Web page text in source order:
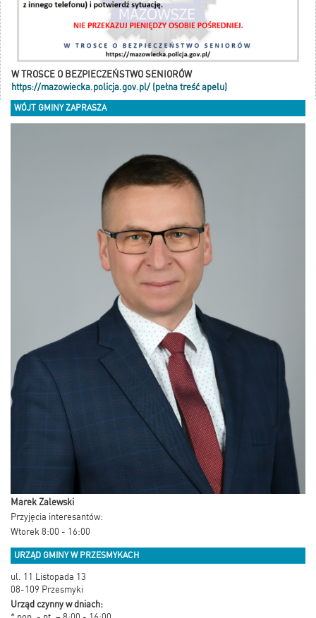
W TROSCE O BEZPIECZEŃSTWO SENIORÓW
https://mazowiecka.policja.gov.pl/ (pełna treść apelu)
WÓJT GMINY ZAPRASZA
Marek Zalewski
Przyjęcia interesantów:
Wtorek 8:00 - 16:00
URZĄD GMINY W PRZESMYKACH
ul. 11 Listopada 13
08-109 Przesmyki
Urząd czynny w dniach: